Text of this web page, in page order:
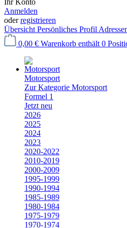
Ihr Konto
Anmelden
oderregistrieren
Übersicht Persönliches Profil
0,00 € Warenkorb enthält 0
Motorsport
Zur Kategorie Motorsport
Formel 1
Jetzt neu
2026
2025
2024
2023
2020-2022
2010-2019
2000-2009
1995-1999
1990-1994
1985-1989
1980-1984
1975-1979
1970-1974